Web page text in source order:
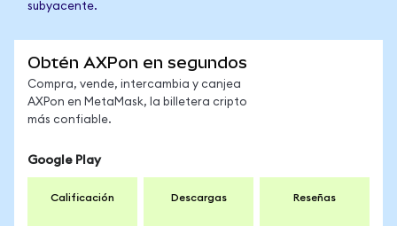
subyacente.
Obtén AXPon en segundos
Compra, vende, intercambia y canjea
AXPon en MetaMask, la billetera cripto
más confiable.
Google Play
Calificación Descargas Reseñas